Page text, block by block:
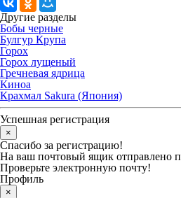
Другие разделы
Бобы черные
Булгур Крупа
Горох
Горох лущеный
Гречневая ядрица
Киноа
Крахмал Sakura (Япония)
Успешная регистрация
×
Спасибо за регистрацию!
На ваш почтовый ящик отправлено
Проверьте электронную почту!
Профиль
×